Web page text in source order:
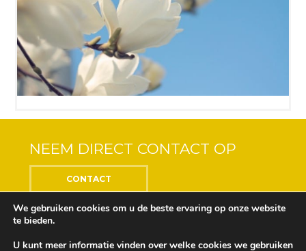
NEEM DIRECT CONTACT OP
CONTACT
Center of the Soul © 2018 Alle rechten voorbehouden
We gebruiken cookies om u de beste ervaring op onze website
te bieden.
U kunt meer informatie vinden over welke cookies we gebruiken